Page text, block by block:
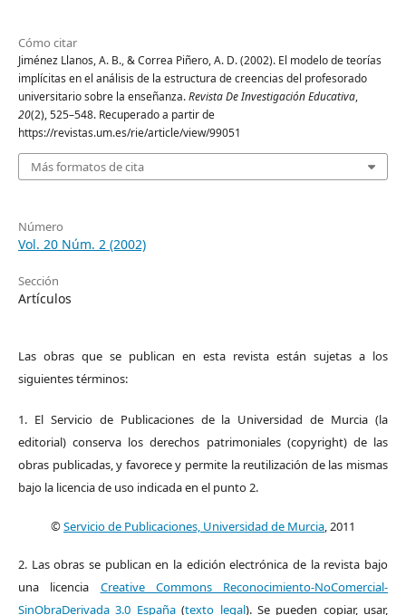
Cómo citar
Jiménez Llanos, A. B., & Correa Piñero, A. D. (2002). El modelo de teorías
implícitas en el análisis de la estructura de creencias del profesorado
universitario sobre la enseñanza.Revista De Investigación Educativa,
20(2), 525–548. Recuperado a partir de
https://revistas.um.es/rie/article/view/99051
Más formatos de cita
Número
Vol. 20 Núm. 2 (2002)
Sección
Artículos
Las obras que se publican en esta revista están sujetas a los
siguientes términos:
1. El Servicio de Publicaciones de la Universidad de Murcia (la
editorial) conserva los derechos patrimoniales (copyright) de las
obras publicadas, y favorece y permite la reutilización de las mismas
bajo la licencia de uso indicada en el punto 2.
©Servicio de Publicaciones, Universidad de Murcia, 2011
2. Las obras se publican en la edición electrónica de la revista bajo
una licencia Creative Commons Reconocimiento-NoComercial-
SinObraDerivada 3.0 España(texto legal). Se pueden copiar, usar,